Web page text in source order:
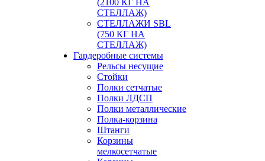
(2100 КГ НА
СТЕЛЛАЖ)
СТЕЛЛАЖИ SBL
(750 КГ НА
СТЕЛЛАЖ)
Гардеробные системы
Рельсы несущие
Стойки
Полки сетчатые
Полки ЛДСП
Полки металлические
Полка-корзина
Штанги
Корзины
мелкосетчатые